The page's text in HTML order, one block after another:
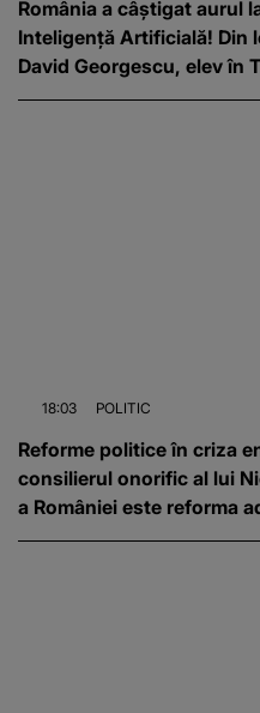
România a câștigat aurul
Inteligență Artificială! Din
David Georgescu, elev în
18:03 POLITIC
Reforme politice în criza
consilierul onorific al lui
a României este reforma